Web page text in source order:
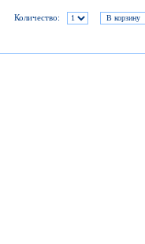
Количество: